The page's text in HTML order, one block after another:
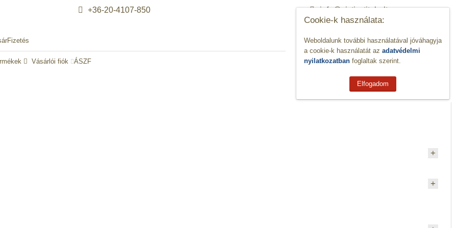
Cookie-k használata:
Weboldalunk további használatával jóváhagyja
a cookie-k használatát az adatvédelmi
nyilatkozatban foglaltak szerint.
Elfogadom
+36-20-4107-850 info@viztisztitobolt.com
Fizetés
Vásárlói fiók ÁSZF KOSÁR 0 0,-Ft